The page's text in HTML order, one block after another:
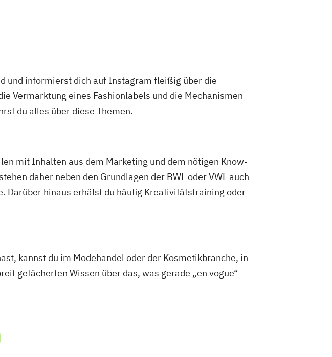
und informierst dich auf Instagram fleißig über die
Vermarktung eines Fashionlabels und die Mechanismen
du alles über diese Themen.
mit Inhalten aus dem Marketing und dem nötigen Know-
daher neben den Grundlagen der BWL oder VWL auch
Darüber hinaus erhälst du häufig Kreativitätstraining oder
kannst du im Modehandel oder der Kosmetikbranche, in
gefächerten Wissen über das, was gerade „en vogue“